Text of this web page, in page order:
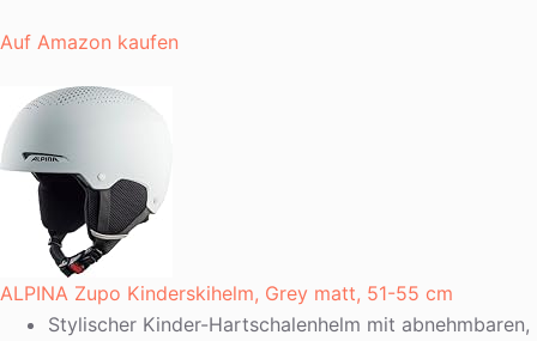
Auf Amazon kaufen
ALPINA Zupo Kinderskihelm, Grey matt, 51-55 cm
Stylischer Kinder-Hartschalenhelm mit abnehmbaren,